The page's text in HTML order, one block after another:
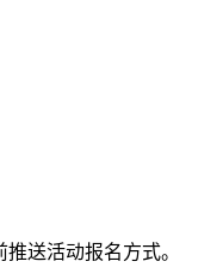
送活动报名方式。